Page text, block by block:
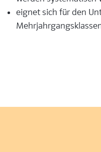
eignet sich für den